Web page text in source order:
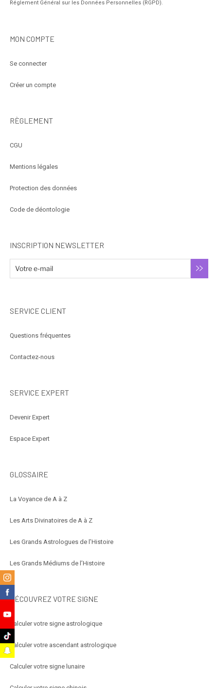
Réglement Général sur les Données Personnelles (RGPD).
MON COMPTE
Se connecter
Créer un compte
RÈGLEMENT
CGU
Mentions légales
Protection des données
Code de déontologie
INSCRIPTION NEWSLETTER
SERVICE CLIENT
Questions fréquentes
Contactez-nous
SERVICE EXPERT
Devenir Expert
Espace Expert
GLOSSAIRE
La Voyance de A à Z
Les Arts Divinatoires de A à Z
Les Grands Astrologues de l’Histoire
Les Grands Médiums de l’Histoire
DÉCOUVREZ VOTRE SIGNE
Calculer votre signe astrologique
Calculer votre ascendant astrologique
Calculer votre signe lunaire